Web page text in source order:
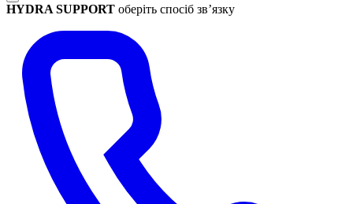
HYDRA SUPPORT оберіть спосіб зв’язку